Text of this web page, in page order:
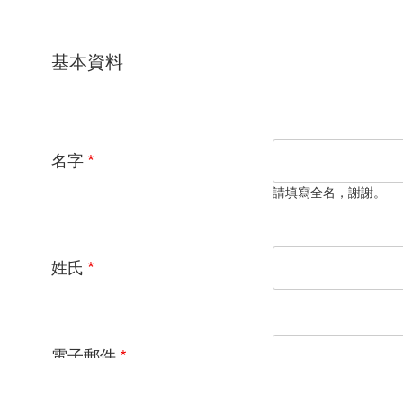
基本資料
名字
請填寫全名，謝謝。
姓氏
電子郵件